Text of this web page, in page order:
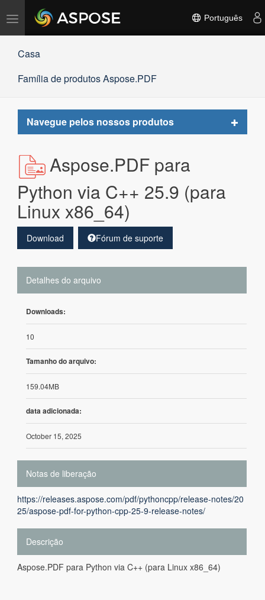
Alternar
navegação
Português
Casa
Família de produtos Aspose.PDF
Navegue pelos nossos produtos
Toggle
Aspose.PDF para
Python via C++ 25.9 (para
Linux x86_64)
Download Fórum de suporte
Detalhes do arquivo
Downloads:
10
Tamanho do arquivo:
159.04MB
data adicionada:
October 15, 2025
Notas de liberação
https://releases.aspose.com/pdf/pythoncpp/release-notes/20
25/aspose-pdf-for-python-cpp-25-9-release-notes/
Descrição
Aspose.PDF para Python via C++ (para Linux x86_64)